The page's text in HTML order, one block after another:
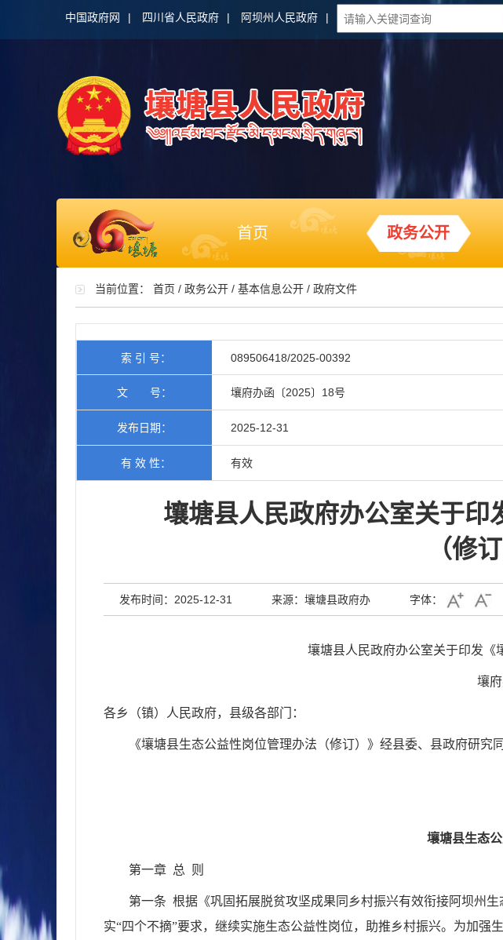
中国政府网 | 四川省人民政府 | 阿坝州人民政府 |
首页 政务公开
当前位置： 首页 / 政务公开 / 基本信息公开 / 政府文件
索 引 号： 089506418/2025-00392
文 号： 壤府办函〔2025〕18号
发布日期： 2025-12-31
有 效 性： 有效
壤塘县人民政府办公室关于
（修
发布时间：2025-12-31 来源：壤塘县政府办 字体：
壤塘县人民政府办公室关于印发《
壤
各乡（镇）人民政府，县级各部门：
《壤塘县生态公益性岗位管理办法（修订）》经县委、县政府研究
壤塘县生态
第一章 总 则
第一条 根据《巩固拓展脱贫攻坚成果同乡村振兴有效衔接阿坝州
实“四个不摘”要求，继续实施生态公益性岗位，助推乡村振兴。为加强